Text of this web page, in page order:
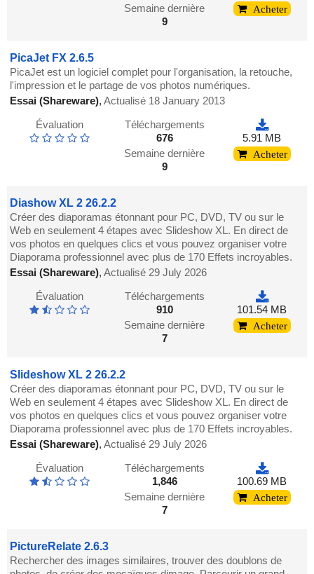
Semaine dernière
9
Acheter
PicaJet FX 2.6.5
PicaJet est un logiciel complet pour l'organisation, la retouche,
l'impression et le partage de vos photos numériques.
Essai (Shareware),Actualisé 18 January 2013
Évaluation
Téléchargements
676
Semaine dernière
9
5.91 MB
Acheter
Diashow XL 2 26.2.2
Créer des diaporamas étonnant pour PC, DVD, TV ou sur le
Web en seulement 4 étapes avec Slideshow XL. En direct de
vos photos en quelques clics et vous pouvez organiser votre
Diaporama professionnel avec plus de 170 Effets incroyables.
Essai (Shareware),Actualisé 29 July 2026
Évaluation
Téléchargements
910
Semaine dernière
7
101.54 MB
Acheter
Slideshow XL 2 26.2.2
Créer des diaporamas étonnant pour PC, DVD, TV ou sur le
Web en seulement 4 étapes avec Slideshow XL. En direct de
vos photos en quelques clics et vous pouvez organiser votre
Diaporama professionnel avec plus de 170 Effets incroyables.
Essai (Shareware),Actualisé 29 July 2026
Évaluation
Téléchargements
1,846
Semaine dernière
7
100.69 MB
Acheter
PictureRelate 2.6.3
Rechercher des images similaires, trouver des doublons de